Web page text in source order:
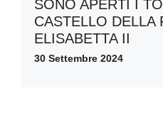
SONO APERTI I
CASTELLO DELLA
ELISABETTA II
30 Settembre 2024